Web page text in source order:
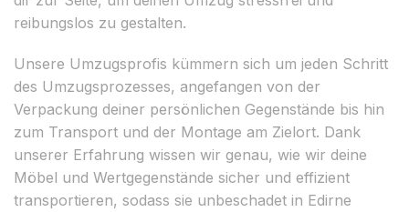
reibungslos zu gestalten.
Unsere Umzugsprofis kümmern sich um jeden Schritt
des Umzugsprozesses, angefangen von der
Verpackung deiner persönlichen Gegenstände bis hin
zum Transport und der Montage am Zielort. Dank
unserer Erfahrung wissen wir genau, wie wir deine
Möbel und Wertgegenstände sicher und effizient
transportieren, sodass sie unbeschadet in Edirne